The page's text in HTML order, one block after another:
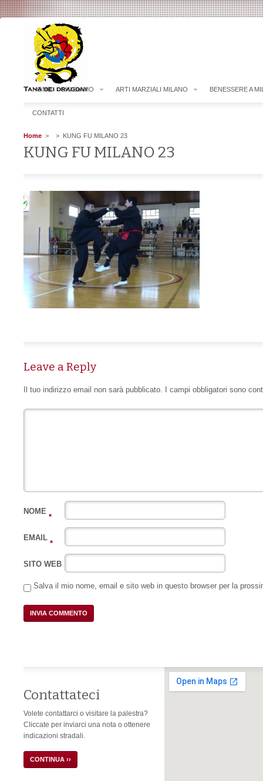
HOME CHI SIAMO ARTI MARZIALI MILANO BENESSERE A
CONTATTI
Home > > KUNG FU MILANO 23
KUNG FU MILANO 23
Leave a Reply
Il tuo indirizzo email non sarà pubblicato. I campi obbligatori sono
NOME
*
EMAIL
*
SITO WEB
Salva il mio nome, email e sito web in questo browser per la
Contattateci
Volete contattarci o visitare la palestra?
Cliccate per inviarci una nota o ottenere
indicazioni stradali.
CONTINUA ››